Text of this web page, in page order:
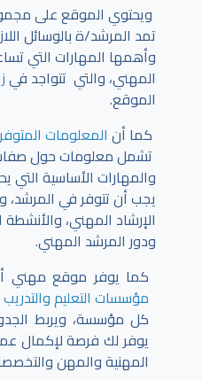
ويحتوي الموقع على
تمد المرشد/ة بالوسائل
وأهمها المهارات التي
المهني، والتي تتواجد في
الموقع.
كما أن المعلومات
تشمل معلومات حول
والمهارات الأساسية التي
يجب أن تتوفر في المرشد،
الإرشاد المهني،
ودور المرشد المهني.
كما يوفر موقع مهني
مؤسسات التعليم
كل مؤسسة، ويربط
يوفر لك فرصة لإكمال
المهنية والمهن